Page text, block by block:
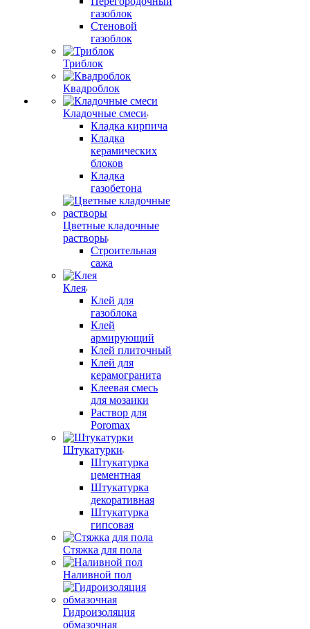
газоблок
Стеновой
газоблок
Триблок
Квадроблок
Кладочные смеси
Кладка кирпича
Кладка
керамических
блоков
Кладка
газобетона
Цветные кладочные
растворы
Строительная
сажа
Клея
Клей для
газоблока
Клей
армирующий
Клей плиточный
Клей для
керамогранита
Клеевая смесь
для мозаики
Раствор для
Poromax
Штукатурки
Штукатурка
цементная
Штукатурка
декоративная
Штукатурка
гипсовая
Стяжка для пола
Наливной пол
Гидроизоляция
обмазочная